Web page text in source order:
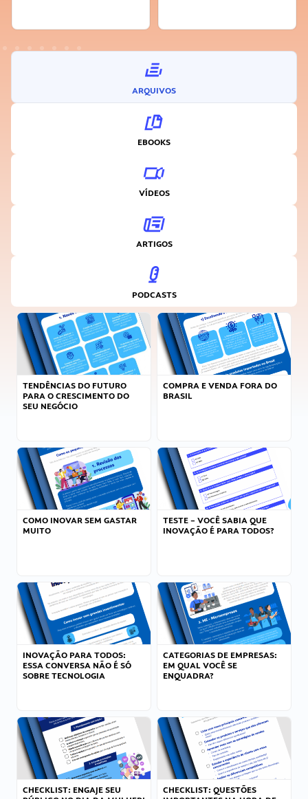
ARQUIVOS
EBOOKS
VÍDEOS
ARTIGOS
PODCASTS
TENDÊNCIAS DO FUTURO
PARA O CRESCIMENTO DO
SEU NEGÓCIO
COMPRA E VENDA FORA DO
BRASIL
COMO INOVAR SEM GASTAR
MUITO
TESTE – VOCÊ SABIA QUE
INOVAÇÃO É PARA TODOS?
INOVAÇÃO PARA TODOS:
ESSA CONVERSA NÃO É SÓ
SOBRE TECNOLOGIA
CATEGORIAS DE EMPRESAS:
EM QUAL VOCÊ SE
ENQUADRA?
CHECKLIST: ENGAJE SEU
CHECKLIST: QUESTÕES